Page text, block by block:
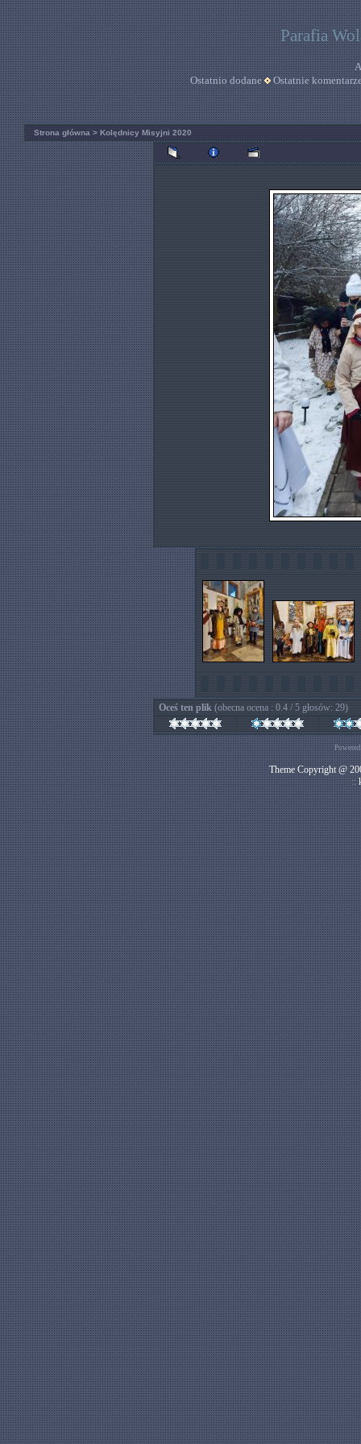
Parafia
Ostatnio dodane
Ostatnie
Strona główna > Kolędnicy Misyjni 2020
Oceś ten plik (obecna ocena : 0.4 / 5 głosów: 29)
Theme Copyright @
::